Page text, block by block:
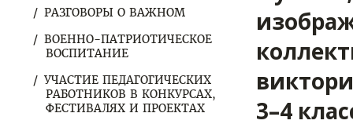
РАЗГОВОРЫ О ВАЖНОМ
ВОЕННО-ПАТРИОТИЧЕСКОЕ
ВОСПИТАНИЕ
УЧАСТИЕ ПЕДАГОГИЧЕСКИХ
РАБОТНИКОВ В КОНКУРСАХ,
ФЕСТИВАЛЯХ И ПРОЕКТАХ
3–4